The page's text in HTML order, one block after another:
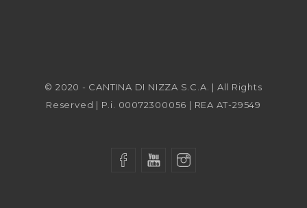
© 2020 - CANTINA DI NIZZA S.C.A. | All Rights
Reserved | P.i. 00072300056 | REA AT-29549